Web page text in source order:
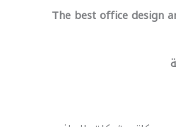
The best office design